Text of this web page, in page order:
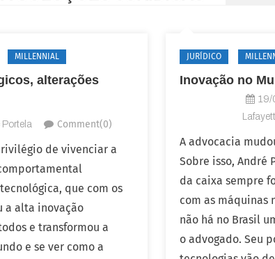
MILLENNIAL
alterações
Portela Comment(0)
de vivenciar a
que com os
a alta inovação
e transformou a
e se ver como a
JURÍDICO
Inovação no
19/
A advocacia
Sobre isso, André
da caixa sempre
com as máquinas
não há no Brasil
o advogado. Seu